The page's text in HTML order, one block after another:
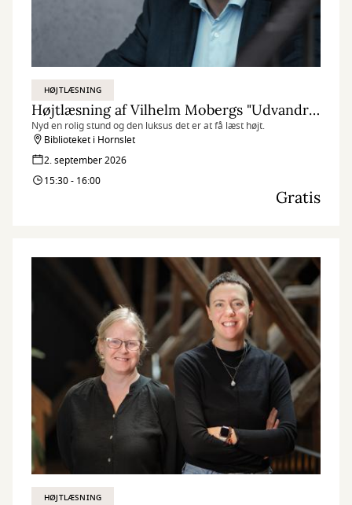
HØJTLÆSNING
Højtlæsning af Vilhelm Mobergs "Udvandrersaga"
Nyd en rolig stund og den luksus det er at få læst højt.
Biblioteket i Hornslet
2. september 2026
15:30 - 16:00
Gratis
HØJTLÆSNING